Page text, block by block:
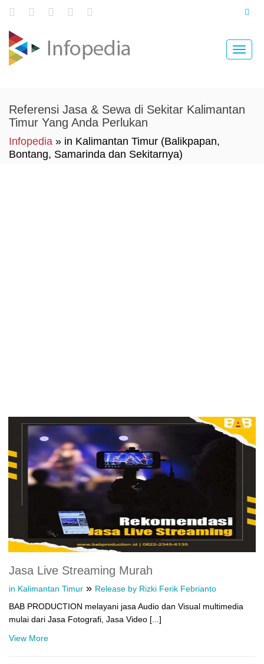
Toggle
Referensi Jasa & Sewa di Sekitar Kalimantan
Timur Yang Anda Perlukan
Infopedia » in Kalimantan Timur (Balikpapan,
Bontang, Samarinda dan Sekitarnya)
Jasa Live Streaming Murah
in Kalimantan Timur » Release by Rizki Ferik Febrianto
BAB PRODUCTION melayani jasa Audio dan Visual multimedia
mulai dari Jasa Fotografi, Jasa Video [...]
View More